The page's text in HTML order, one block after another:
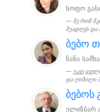
სოფო
მე რომ
შუადღეს და
ბებო
ნანა
უკვე
და ღიმილი
ბებოს
ელიზბარ